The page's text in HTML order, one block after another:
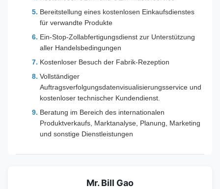
Bereitstellung eines kostenlosen Einkaufsdienstes
für verwandte Produkte
Ein-Stop-Zollabfertigungsdienst zur Unterstützung
aller Handelsbedingungen
Kostenloser Besuch der Fabrik-Rezeption
Vollständiger
Auftragsverfolgungsdatenvisualisierungsservice und
kostenloser technischer Kundendienst.
Beratung im Bereich des internationalen
Produktverkaufs, Marktanalyse, Planung, Marketing
und sonstige Dienstleistungen
Mr. Bill Gao